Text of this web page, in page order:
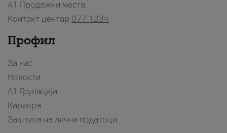
A1 Продажни места
Контакт центар 077 1234
Профил
За нас
Новости
А1 Групација
Кариера
Заштита на лични податоци